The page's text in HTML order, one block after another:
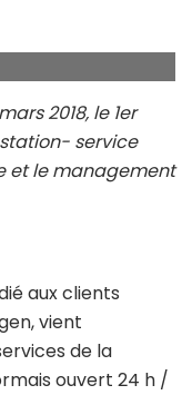
2018, le 1er
service
et le management
aux clients
vient
de la
ouvert 24 h /